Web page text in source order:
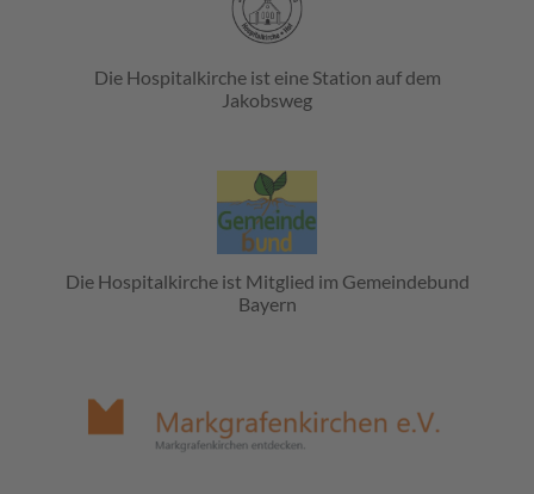
Die Hospitalkirche ist eine Station auf dem
Jakobsweg
Die Hospitalkirche ist Mitglied im Gemeindebund
Bayern